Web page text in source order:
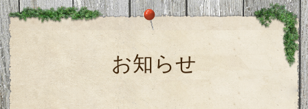
お知らせ